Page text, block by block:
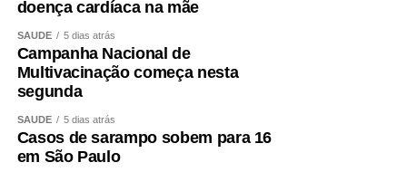
doença cardíaca na mãe
SAÚDE 5 dias atrás
Campanha Nacional de
Multivacinação começa nesta
segunda
SAÚDE 5 dias atrás
Casos de sarampo sobem para 16
em São Paulo